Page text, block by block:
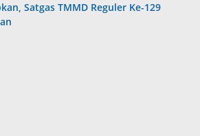
Satgas TMMD Reguler Ke-129